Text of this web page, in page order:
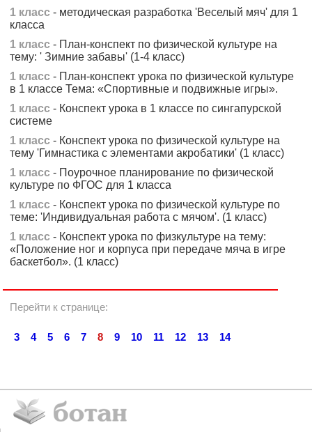
1 класс - методическая разработка 'Веселый мяч' для 1
класса
1 класс - План-конспект по физической культуре на
тему: ' Зимние забавы' (1-4 класс)
1 класс - План-конспект урока по физической культуре
в 1 классе Тема: «Спортивные и подвижные игры».
1 класс - Конспект урока в 1 классе по сингапурской
системе
1 класс - Конспект урока по физической культуре на
тему 'Гимнастика с элементами акробатики' (1 класс)
1 класс - Поурочное планирование по физической
культуре по ФГОС для 1 класса
1 класс - Конспект урока по физической культуре по
теме: 'Индивидуальная работа с мячом'. (1 класс)
1 класс - Конспект урока по физкультуре на тему:
«Положение ног и корпуса при передаче мяча в игре
баскетбол». (1 класс)
Перейти к странице:
3 4 5 6 7 8 9 10 11 12 13 14